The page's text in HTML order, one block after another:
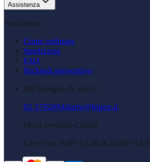
Assistenza
Assistenza
Come ordinare
Spedizioni
FAQ
Richiedi preventivo
Hai bisogno di aiuto?
02 37920944info@bipen.it
Orari Servizio Clienti
Lun–Ven: 9:00–13:00 &